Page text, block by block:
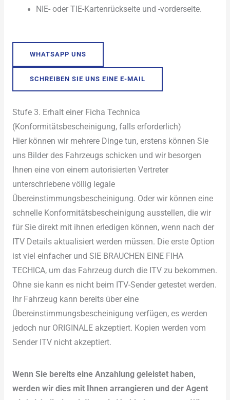
NIE- oder TIE-Kartenrückseite und -vorderseite.
WHATSAPP UNS
SCHREIBEN SIE UNS EINE E-MAIL
Stufe 3. Erhalt einer Ficha Technica
(Konformitätsbescheinigung, falls erforderlich)
Hier können wir mehrere Dinge tun, erstens können Sie
uns Bilder des Fahrzeugs schicken und wir besorgen
Ihnen eine von einem autorisierten Vertreter
unterschriebene völlig legale
Übereinstimmungsbescheinigung. Oder wir können eine
schnelle Konformitätsbescheinigung ausstellen, die wir
für Sie direkt mit ihnen erledigen können, wenn nach der
ITV Details aktualisiert werden müssen. Die erste Option
ist viel einfacher und SIE BRAUCHEN EINE FIHA
TECHICA, um das Fahrzeug durch die ITV zu bekommen.
Ohne sie kann es nicht beim ITV-Sender getestet werden.
Ihr Fahrzeug kann bereits über eine
Übereinstimmungsbescheinigung verfügen, es werden
jedoch nur ORIGINALE akzeptiert. Kopien werden vom
Sender ITV nicht akzeptiert.
Wenn Sie bereits eine Anzahlung geleistet haben,
werden wir dies mit Ihnen arrangieren und der Agent